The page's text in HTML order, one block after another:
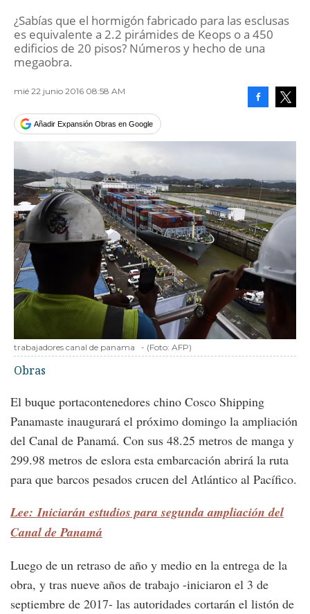
¿Sabías que el hormigón fabricado para las esclusas
es equivalente a 2.2 pirámides de Keops o a 450
edificios de 20 pisos? Números y hecho de una
megaobra.
mié 22 junio 2016 08:58 AM
Añadir Expansión Obras en Google
trabajadores canal de panama - (Foto: AFP)
Obras
El buque portacontenedores chino Cosco Shipping
Panamaste inaugurará el próximo domingo la ampliación
del Canal de Panamá. Con sus 48.25 metros de manga y
299.98 metros de eslora esta embarcación abrirá la ruta
para que barcos pesados crucen del Atlántico al Pacífico.
Lee: Iniciarán estudios para segunda ampliación del
Canal de Panamá
Luego de un retraso de año y medio en la entrega de la
obra, y tras nueve años de trabajo -iniciaron el 3 de
septiembre de 2017- las autoridades cortarán el listón de